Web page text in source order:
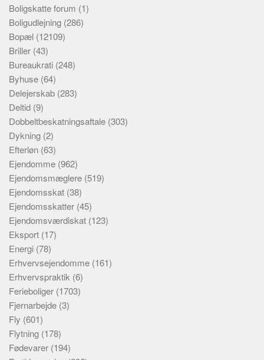
Boligskatte forum (1)
Boligudlejning (286)
Bopæl (12109)
Briller (43)
Bureaukrati (248)
Byhuse (64)
Delejerskab (283)
Deltid (9)
Dobbeltbeskatningsaftale (303)
Dykning (2)
Efterløn (63)
Ejendomme (962)
Ejendomsmæglere (519)
Ejendomsskat (38)
Ejendomsskatter (45)
Ejendomsværdiskat (123)
Eksport (17)
Energi (78)
Erhvervsejendomme (161)
Erhvervspraktik (6)
Ferieboliger (1703)
Fjernarbejde (3)
Fly (601)
Flytning (178)
Fødevarer (194)